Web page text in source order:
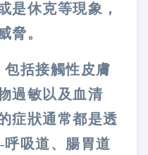
是休克等現象，
脅。
括接觸性皮膚
過敏以及血清
症狀通常都是透
吸道、腸胃道